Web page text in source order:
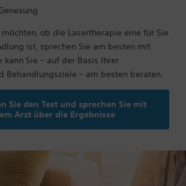
möchten, ob die Lasertherapie eine für Sie
ist, sprechen Sie am besten mit
kann Sie – auf der Basis Ihrer
Behandlungsziele – am besten beraten.
Sie den Test und sprechen Sie mit
Arzt über die Ergebnisse